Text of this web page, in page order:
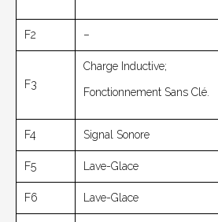
F2 –
F3
Charge Inductive;
Fonctionnement Sans Clé.
F4 Signal Sonore
F5 Lave-Glace
F6 Lave-Glace